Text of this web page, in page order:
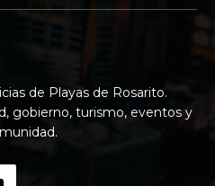
de Playas de Rosarito.
gobierno, turismo, eventos y